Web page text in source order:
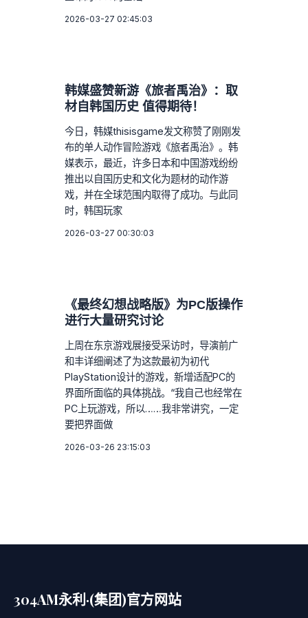
2026-03-27 02:45:03
韩媒盛赞新游《旅者禹治》：取
材自韩国历史 值得期待！
今日，韩媒thisisgame发文称赞了刚刚发
布的单人动作冒险游戏《旅者禹治》。韩
媒表示，最近，许多日本和中国游戏纷纷
推出以自国历史和文化为题材的动作游
戏，并在全球范围内取得了成功。与此同
时，韩国玩家
2026-03-27 00:30:03
《最终幻想战略版》为PC版操作
进行大量研究讨论
上周在东京游戏展接受采访时，导演前广
和丰详细阐述了为这款最初为初代
PlayStation设计的游戏，新增适配PC的
界面所面临的具体挑战。“我自己也经常在
PC上玩游戏，所以……我非常讲究，一定
要把界面做
2026-03-26 23:15:03
304AM永利·(集团)官方网站